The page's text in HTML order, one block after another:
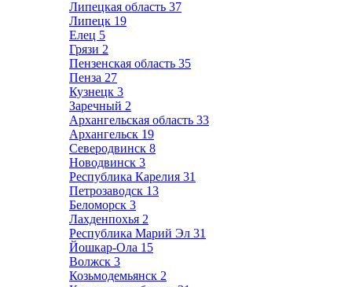
Липецкая область 37
Липецк 19
Елец 5
Грязи 2
Пензенская область 35
Пенза 27
Кузнецк 3
Заречный 2
Архангельская область 33
Архангельск 19
Северодвинск 8
Новодвинск 3
Республика Карелия 31
Петрозаводск 13
Беломорск 3
Лахденпохья 2
Республика Марий Эл 31
Йошкар-Ола 15
Волжск 3
Козьмодемьянск 2